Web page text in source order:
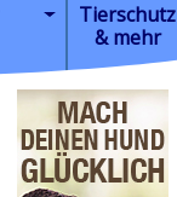
Tierschutz
& mehr